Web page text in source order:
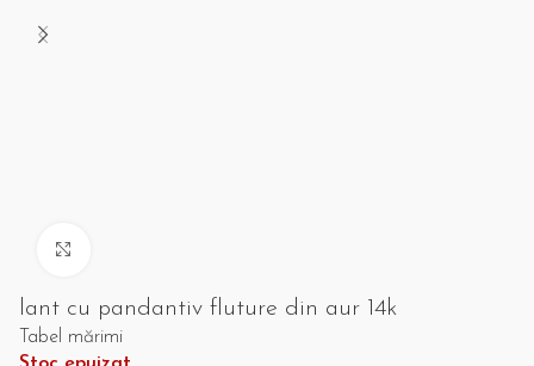
lant cu pandantiv fluture din aur 14k
Tabel mărimi